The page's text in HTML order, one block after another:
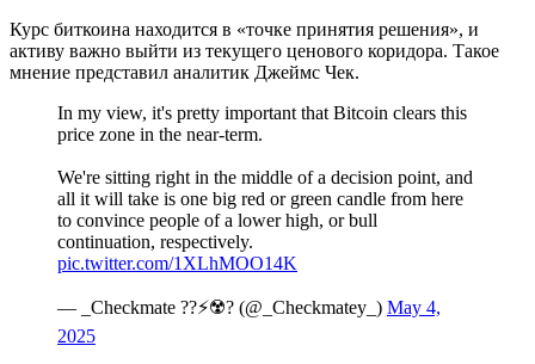
Курс биткоина находится в «точке принятия решения», и
активу важно выйти из текущего ценового коридора. Такое
мнение представил аналитик Джеймс Чек.
In my view, it's pretty important that Bitcoin clears this
price zone in the near-term.
We're sitting right in the middle of a decision point, and
all it will take is one big red or green candle from here
to convince people of a lower high, or bull
continuation, respectively.
pic.twitter.com/1XLhMOO14K
— _Checkmate ??⚡☢️?️ (@_Checkmatey_) May 4,
2025